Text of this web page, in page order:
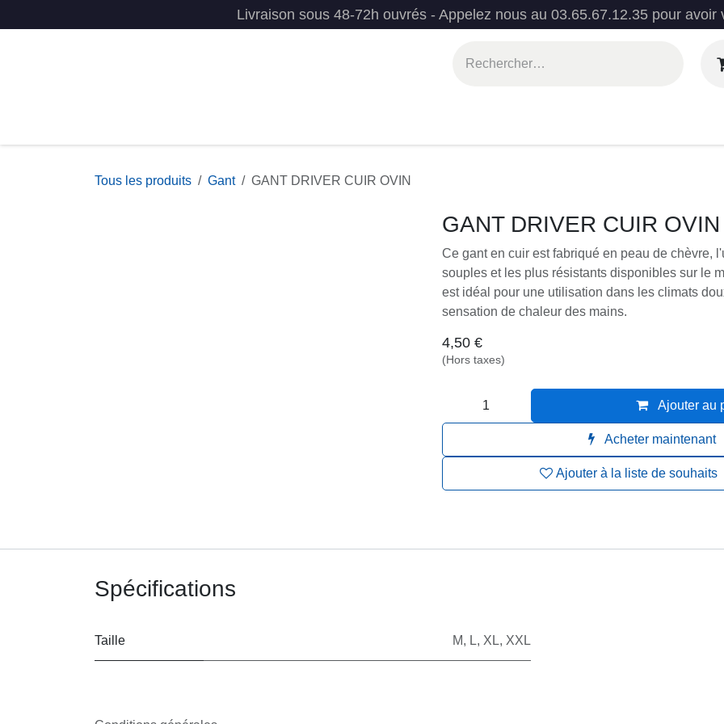
Livraison sous 48-72h ouvrés - Appelez nous au 03.65.67.12.35 pour avoir
Tous les produits Gant GANT DRIVER CUIR OVIN
GANT DRIVER CUIR OVIN
Ce gant en cuir est fabriqué en peau de chèvre,
souples et les plus résistants disponibles sur le
respirant est idéal pour une utilisation dans les
il réduit la sensation de chaleur des mains.
4,50 €
(Hors taxes)
Ajouter au
Acheter maintenant
Ajouter à la liste de souhaits
Spécifications
Taille M,L,XL,XXL